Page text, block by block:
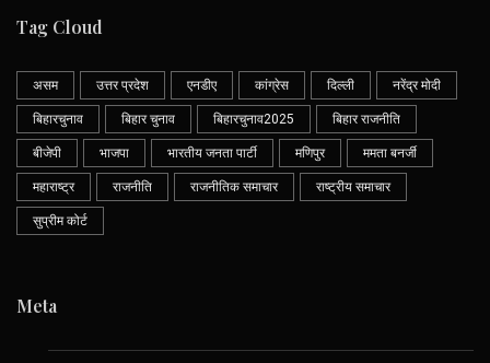
Tag Cloud
असम उत्तर प्रदेश एनडीए कांग्रेस दिल्ली नरेंद्र मोदी
बिहारचुनाव बिहार चुनाव बिहारचुनाव2025 बिहार राजनीति
बीजेपी भाजपा भारतीय जनता पार्टी मणिपुर ममता बनर्जी
महाराष्ट्र राजनीति राजनीतिक समाचार राष्ट्रीय समाचार
सुप्रीम कोर्ट
Meta